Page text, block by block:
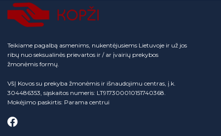
Teikiame pagalbą asmenims, nukentėjusiems Lietuvoje ir už jos
ribų nuo seksualinės prievartos ir / ar įvairių prekybos
žmonėmis formų.
VšĮ Kovos su prekyba žmonėmis ir išnaudojimu centras, į.k.
304486353, sąskaitos numeris: LT917300010151740368.
Mokėjimo paskirtis: Parama centrui